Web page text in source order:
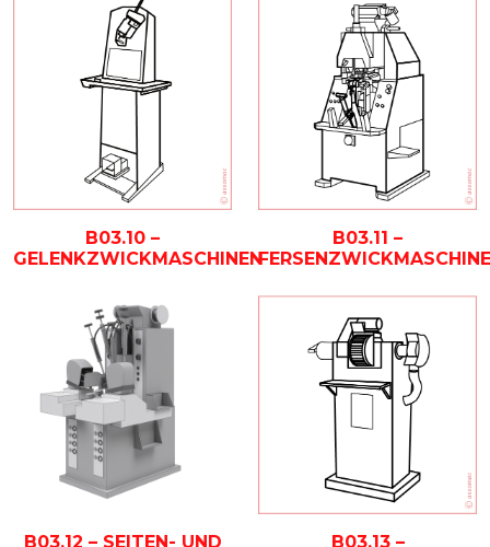
B03.10 –
GELENKZWICKMASCHINEN
B03.11 –
B03.12 – SEITEN- UND
B03.13 –